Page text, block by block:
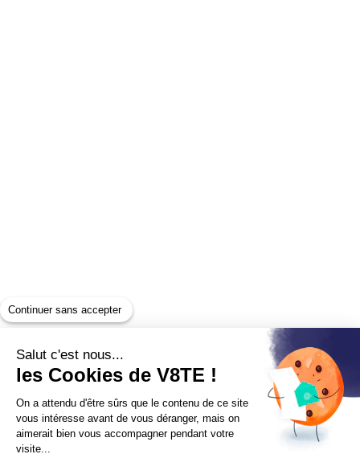
Continuer sans accepter
Salut c'est nous...
les Cookies de V8TE !
On a attendu d'être sûrs que le contenu de ce site
vous intéresse avant de vous déranger, mais on
aimerait bien vous accompagner pendant votre
visite...